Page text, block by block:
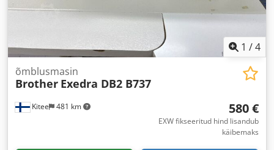
1 /4
Kitee 481 km
õmblusmasin
Brother Exedra DB2 B737
580 €
EXW fikseeritud hind lisandub
käibemaks